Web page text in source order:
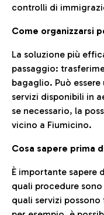
controlli di
Come organizzarsi
La soluzione più
passaggio:
bagaglio. Può
servizi disponibili in
se necessario, la
vicino a Fiumicino.
Cosa sapere prima
È importante sapere
quali procedure
quali servizi possono